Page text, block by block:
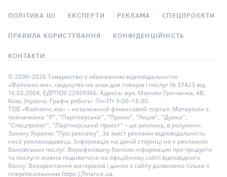
ПОЛІТИКА ШІ ЕКСПЕРТИ РЕКЛАМА СПЕЦПРОЄКТИ
ПРАВИЛА КОРИСТУВАННЯ КОНФІДЕНЦІЙНІСТЬ
КОНТАКТИ
© 2000–2026 Товариство з обмеженою відповідальністю
«Файненс.юа», свідоцтво на знак для товарів і послуг № 37423 від
16.02.2004, ЄДРПОУ 22929966. Адреса: вул. Миколи Грінченка, 4В,
Київ, Україна. Графік роботи: Пн–Пт 9:00–18:00.
ТОВ «Файненс.юа» – незалежний фінансовий портал. Матеріали з
позначками “Р”, “Партнерська”, “Промо”, “Акція”, “Думка”,
“Спецпроєкт”, “Партнерський проєкт” – це реклама, в розумінні
Закону України “Про рекламу”. За зміст реклами відповідальність
несе рекламодавець. Інформація на даній сторінці не є рекламою
банківських послуг. Верифіковану банком інформацію про продукти
та послуги можна подивитися на офіційному сайті відповідного
банку. Використання матеріалів і даних з сайту дозволено тільки з
гіперпосиланням https://finance.ua.